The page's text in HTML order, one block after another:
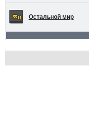
Остальной мир